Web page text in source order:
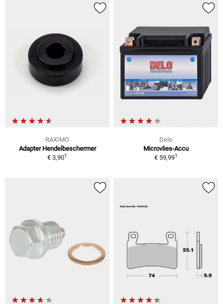
RAXIMO
Adapter Hendelbeschermer
€ 3,901
Delo
Microvlies-Accu
€ 59,991